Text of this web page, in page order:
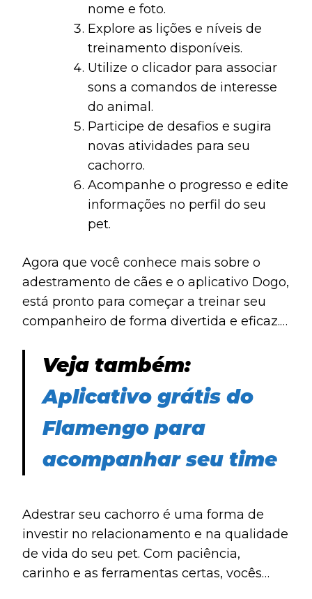
nome e foto.
Explore as lições e níveis de
treinamento disponíveis.
Utilize o clicador para associar
sons a comandos de interesse
do animal.
Participe de desafios e sugira
novas atividades para seu
cachorro.
Acompanhe o progresso e edite
informações no perfil do seu
pet.
Agora que você conhece mais sobre o
adestramento de cães e o aplicativo Dogo,
está pronto para começar a treinar seu
companheiro de forma divertida e eficaz.
como tornar a relação com seu cachorro
ainda mais especial!
Veja também:
Aplicativo grátis do
Flamengo para
acompanhar seu time
Adestrar seu cachorro é uma forma de
investir no relacionamento e na qualidade
de vida do seu pet. Com paciência,
carinho e as ferramentas certas, vocês